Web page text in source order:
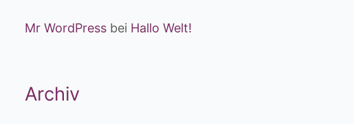
Mr WordPress bei Hallo Welt!
Archiv